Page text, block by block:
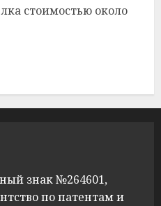
стоимостью около
знак №264601,
по патентам и